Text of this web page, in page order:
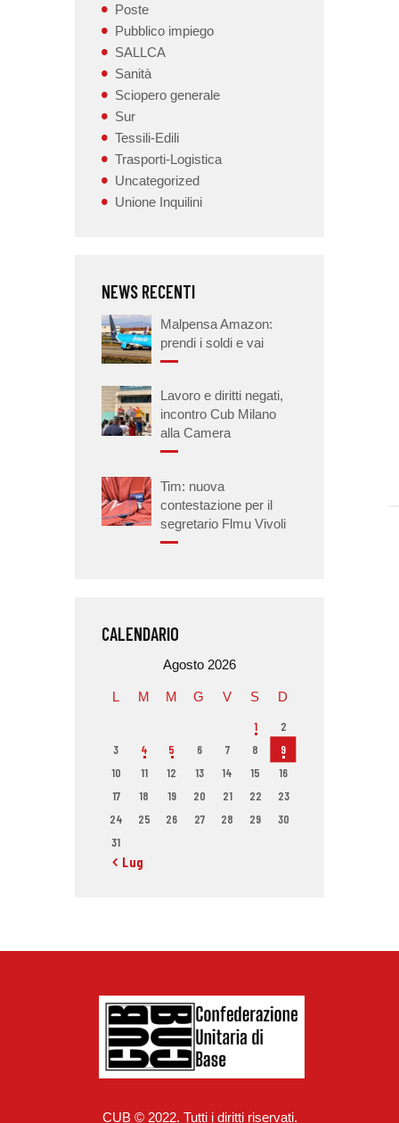
Poste
Pubblico impiego
SALLCA
Sanità
Sciopero generale
Sur
Tessili-Edili
Trasporti-Logistica
Uncategorized
Unione Inquilini
NEWS RECENTI
Malpensa Amazon:
prendi i soldi e vai
Lavoro e diritti negati,
incontro Cub Milano
alla Camera
Tim: nuova
contestazione per il
segretario Flmu Vivoli
CALENDARIO
Agosto 2026
L M M G V S D
1
2
3
4 5 6 7 8
9
10
11 12 13 14 15
16
17
18 19 20 21 22
23
24
25 26 27 28 29
30
31
« Lug
CUB © 2022. Tutti i diritti riservati.